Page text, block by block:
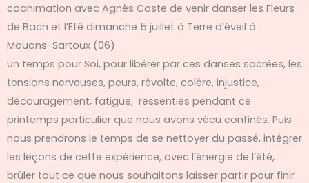
coanimation avec Agnès Coste de venir danser les Fleurs
de Bach et l’Eté dimanche 5 juillet à Terre d’éveil à
Mouans-Sartoux (06)
Un temps pour Soi, pour libérer par ces danses sacrées, les
tensions nerveuses, peurs, révolte, colère, injustice,
découragement, fatigue, ressenties pendant ce
printemps particulier que nous avons vécu confinés. Puis
nous prendrons le temps de se nettoyer du passé, intégrer
les leçons de cette expérience, avec l’énergie de l’été,
brûler tout ce que nous souhaitons laisser partir pour finir